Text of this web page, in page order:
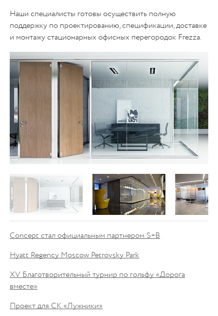
Наши специалисты готовы осуществить полную
поддержку по проектированию, спецификации, доставке
и монтажу стационарных офисных перегородок Frezza.
Concept стал официальным партнером S+B
Hyatt Regency Moscow Petrovsky Park
XV Благотворительный турнир по гольфу «Дорога
вместе»
Проект для СК «Лужники»